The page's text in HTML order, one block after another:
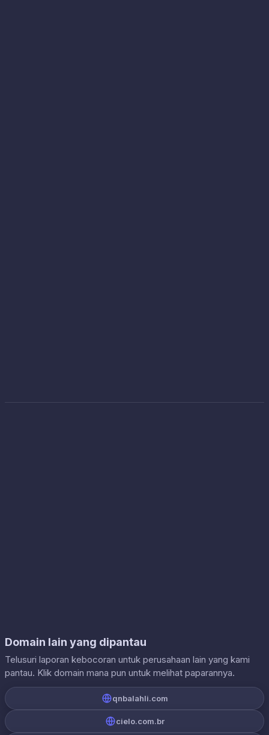
Domain lain yang dipantau
Telusuri laporan kebocoran untuk perusahaan lain yang kami
pantau. Klik domain mana pun untuk melihat paparannya.
qnbalahli.com
cielo.com.br